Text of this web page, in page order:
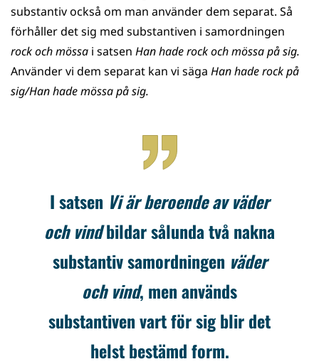
substantiv också om man använder dem separat. Så
förhåller det sig med substantiven i samordningen
rock och mössa i satsen Han hade rock och mössa på sig.
Använder vi dem separat kan vi säga Han hade rock på
sig/Han hade mössa på sig.
I satsen Vi är beroende av väder
och vindbildar sålunda två nakna
substantiv samordningen väder
och vind, men används
substantiven vart för sig blir det
helst bestämd form.